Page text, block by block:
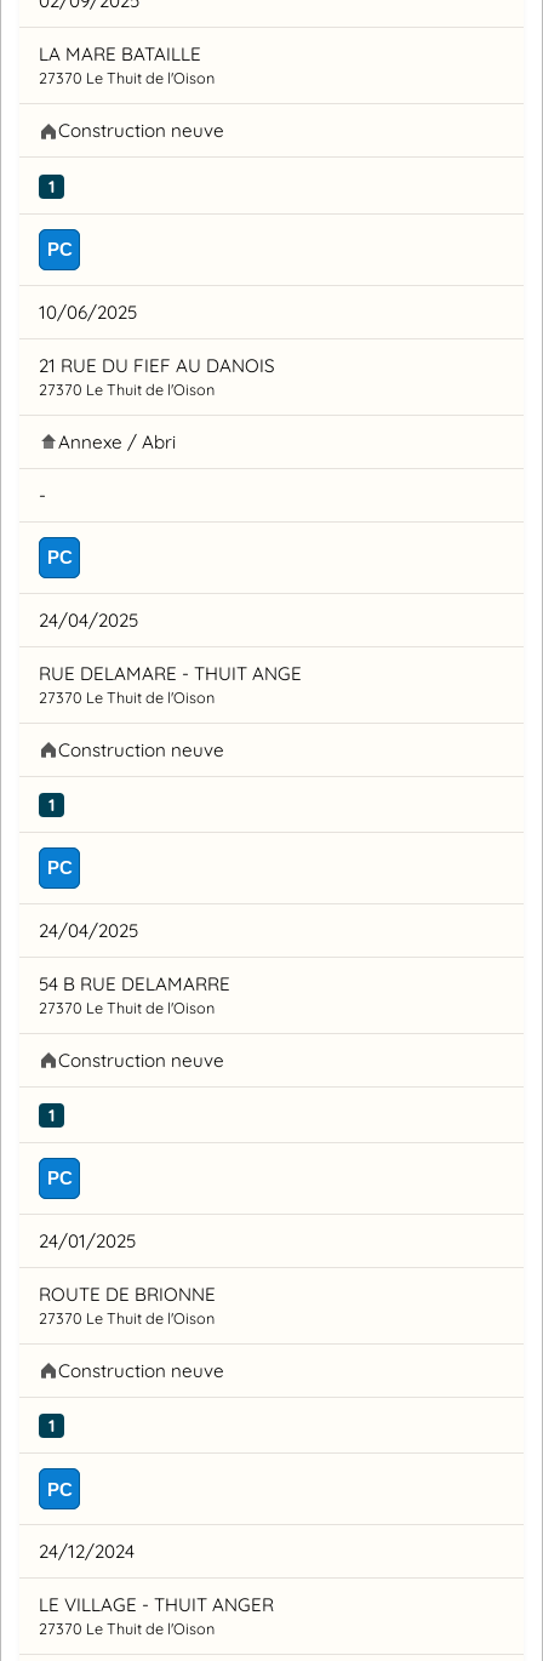
LA MARE BATAILLE
27370 Le Thuit de l'Oison
Construction neuve
1
PC
10/06/2025
21 RUE DU FIEF AU DANOIS
27370 Le Thuit de l'Oison
Annexe / Abri
-
PC
24/04/2025
RUE DELAMARE - THUIT ANGE
27370 Le Thuit de l'Oison
Construction neuve
1
PC
24/04/2025
54 B RUE DELAMARRE
27370 Le Thuit de l'Oison
Construction neuve
1
PC
24/01/2025
ROUTE DE BRIONNE
27370 Le Thuit de l'Oison
Construction neuve
1
PC
24/12/2024
LE VILLAGE - THUIT ANGER
27370 Le Thuit de l'Oison